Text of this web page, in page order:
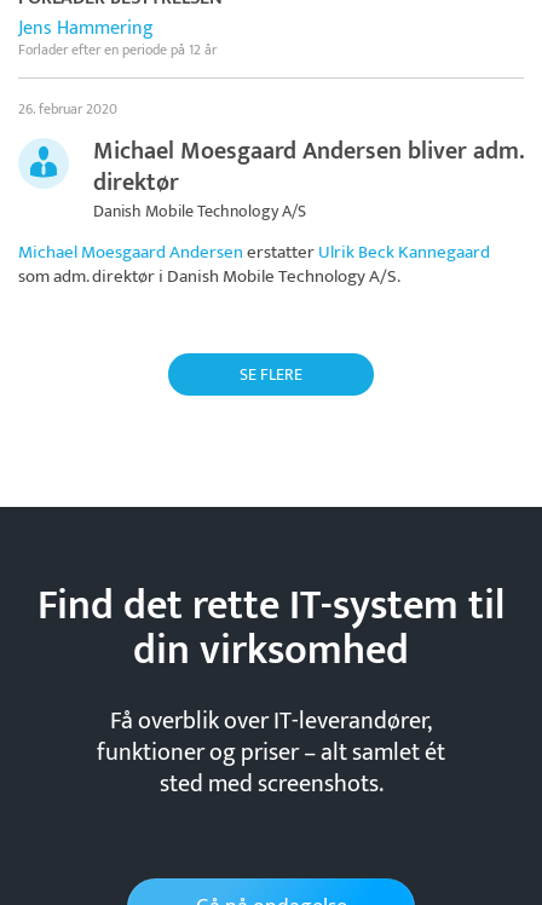
Jens Hammering
Forlader efter en periode på 12 år
26. februar 2020
Michael Moesgaard Andersen bliver adm.
direktør
Danish Mobile Technology A/S
Michael Moesgaard AndersenerstatterUlrik Beck Kannegaard
som adm. direktør i Danish Mobile Technology A/S.
SE FLERE
Find det rette IT-system til
dinvirksomhed
Få overblik over IT-leverandører,
funktioner og priser – alt samlet ét
sted med screenshots.